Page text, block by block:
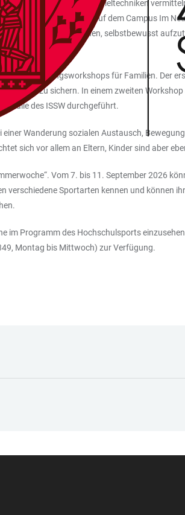
sollen grundlegende Spieltechniken
(ISSW) auf dem Campus Im
Gefahren zu erkennen, selbstbewusst
des ISSW statt.
und Sicherungsworkshops für Familien. Der
richtig zu sichern. In einem zweiten
des ISSW durchgeführt.
Wanderung sozialen Austausch,
sich vor allem an Eltern, Kinder sind aber
Vom 7. bis 11. September 2026
verschiedene Sportarten kennen und können
im Programm des Hochschulsports
Montag bis Mittwoch) zur Verfügung.